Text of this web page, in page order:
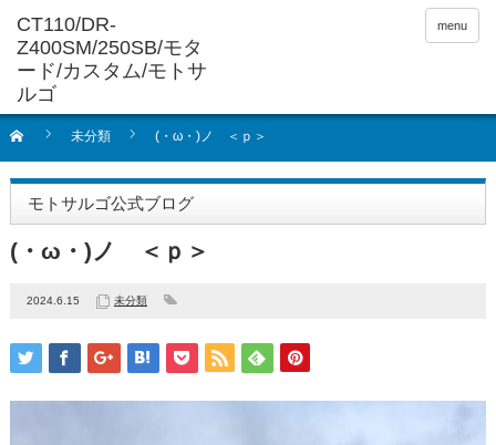
menu
未分類 (・ω・)ノ ＜ｐ＞
モトサルゴ公式ブログ
(・ω・)ノ ＜ｐ＞
2024.6.15 未分類